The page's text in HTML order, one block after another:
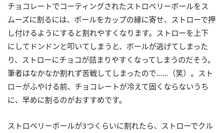
チョコレートでコーティングされたストロベリーボールをス
ムーズに割るには、ボールをカップの縁に寄せ、ストローで押
し付けるようにすると割れやすくなります。ストローを上下
にしてドンドンと叩いてしまうと、ボールが逃げてしまった
り、ストローにチョコが詰まりやすくなってしまうのだそう。
筆者はなかなか割れず苦戦してしまったので……（笑）。スト
ローがふやける前、チョコレートが冷えて固くならないうち
に、早めに割るのがおすすめです。
ストロベリーボールが3つくらいに割れたら、ストローでクル